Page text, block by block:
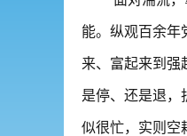
能。纵观百余年
来、富起来到强
是停、还是退，
似很忙，实则空